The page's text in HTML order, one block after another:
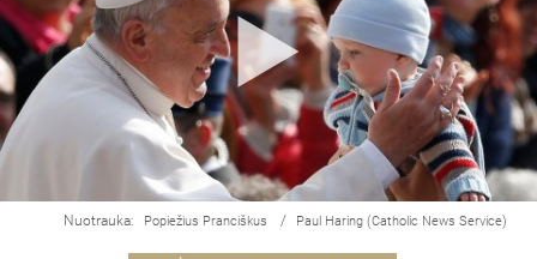
Nuotrauka: Popiežius Pranciškus / Paul Haring (Catholic News Service)